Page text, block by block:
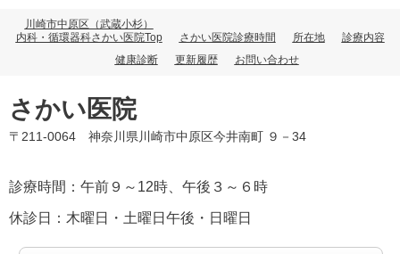
川崎市中原区（武蔵小杉）
内科・循環器科さかい医院Top
さかい医院診療時間 所在地
診療内容
健康診断
更新履歴 お問い合わせ
さかい医院
〒211-0064 神奈川県川崎市中原区今井南町 ９－34
診療時間：午前９～12時、午後３～６時
休診日：木曜日・土曜日午後・日曜日